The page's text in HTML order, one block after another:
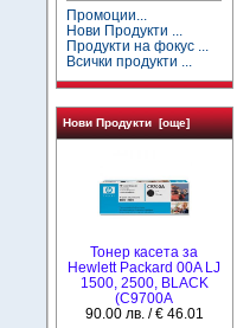
Промоции...
Нови Продукти ...
Продукти на фокус ...
Всички продукти ...
Нови Продукти [още]
Тонер касета за
Hewlett Packard 00A LJ
1500, 2500, BLACK
(C9700A
90.00 лв. / € 46.01